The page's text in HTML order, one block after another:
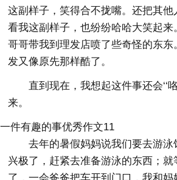
这副样子，笑得合不拢嘴。还把其他
看我这副样子，也纷纷哈哈大笑起来
哥哥带我到理发店喷了些奇怪的东
发又像原先那样酷了。
直到现在，我想起这件事还会‘‘
来。
一件有趣的事优秀作文11
去年的暑假妈妈说我们要去游泳
兴极了，赶紧去准备游泳的东西；